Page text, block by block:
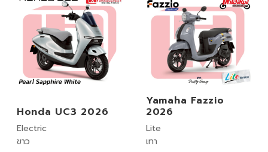
Honda UC3 2026
Electric
ขาว
Yamaha Fazzio
2026
Lite
เทา